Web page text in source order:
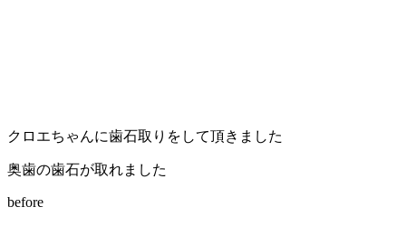
｜
ペ
ッ
クロエちゃんに歯石取りをして頂きました
奥歯の歯石が取れました
before